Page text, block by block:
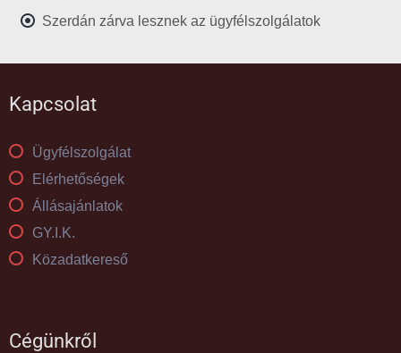
Szerdán zárva lesznek az ügyfélszolgálatok
Kapcsolat
Ügyfélszolgálat
Elérhetőségek
Állásajánlatok
GY.I.K.
Közadatkereső
Cégünkről